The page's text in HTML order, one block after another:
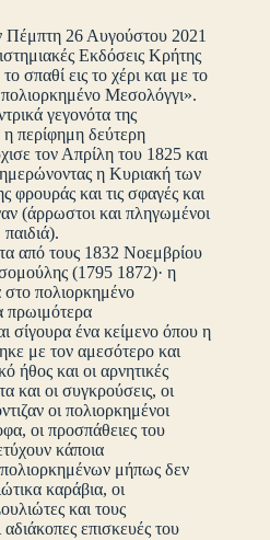
Πέμπτη 26 Αυγούστου 2021
Εκδόσεις Κρήτης
σπαθί εις το χέρι και με το
Μεσολόγγι».
γεγονότα της
περίφημη δεύτερη
τον Απρίλη του 1825 και
η Κυριακή των
και τις σφαγές και
(άρρωστοι και πληγωμένοι
από τους 1832 Νοεμβρίου
(1795 1872)· η
πολιορκημένο
πρωιμότερα
σίγουρα ένα κείμενο όπου η
με τον αμεσότερο και
ήθος και οι αρνητικές
και οι συγκρούσεις, οι
οι πολιορκημένοι
οι προσπάθειες του
κάποια
μήπως δεν
καράβια, οι
και τους
αδιάκοπες επισκευές του